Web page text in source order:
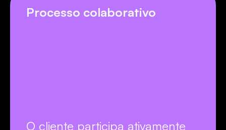
Processo colaborativo
O cliente participa ativamente